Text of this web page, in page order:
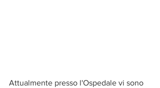
Attualmente presso l'Ospedale vi sono